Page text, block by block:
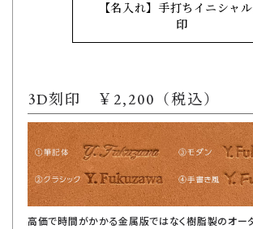
【名入れ】手打ちイニシャ
印
3D刻印 ￥2,200（税込）
高価で時間がかかる金属版ではなく樹脂製のオー